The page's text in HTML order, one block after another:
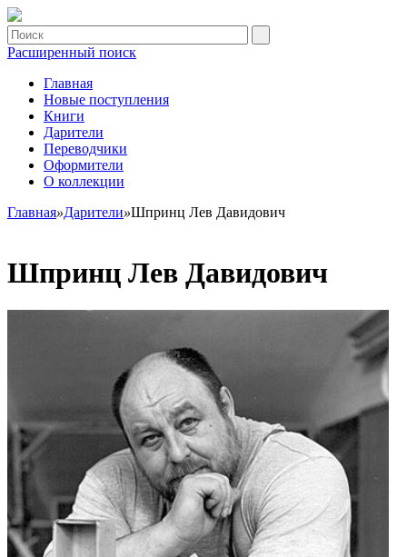
Расширенный поиск
Главная
Новые поступления
Книги
Дарители
Переводчики
Оформители
О коллекции
Главная»Дарители»Шпринц Лев Давидович
Шпринц Лев Давидович